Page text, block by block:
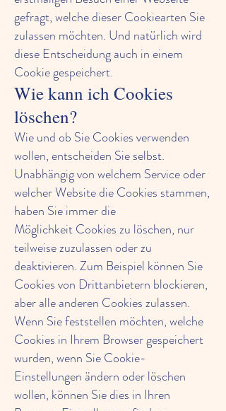
gefragt, welche dieser Cookiearten Sie
zulassen möchten. Und natürlich wird
diese Entscheidung auch in einem
Cookie gespeichert.
Wie kann ich Cookies
löschen?
Wie und ob Sie Cookies verwenden
wollen, entscheiden Sie selbst.
Unabhängig von welchem Service oder
welcher Website die Cookies stammen,
haben Sie immer die
Möglichkeit Cookies zu löschen, nur
teilweise zuzulassen oder zu
deaktivieren. Zum Beispiel können Sie
Cookies von Drittanbietern blockieren,
aber alle anderen Cookies zulassen.
Wenn Sie feststellen möchten, welche
Cookies in Ihrem Browser gespeichert
wurden, wenn Sie Cookie-
Einstellungen ändern oder löschen
wollen, können Sie dies in Ihren